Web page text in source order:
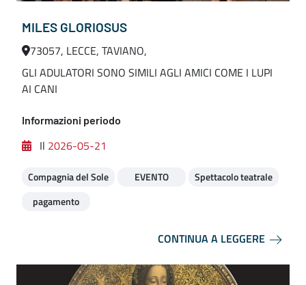
MILES GLORIOSUS
73057, LECCE, TAVIANO,
GLI ADULATORI SONO SIMILI AGLI AMICI COME I LUPI
AI CANI
Informazioni periodo
Il 2026-05-21
Compagnia del Sole EVENTO
Spettacolo teatrale
pagamento
CONTINUA A LEGGERE